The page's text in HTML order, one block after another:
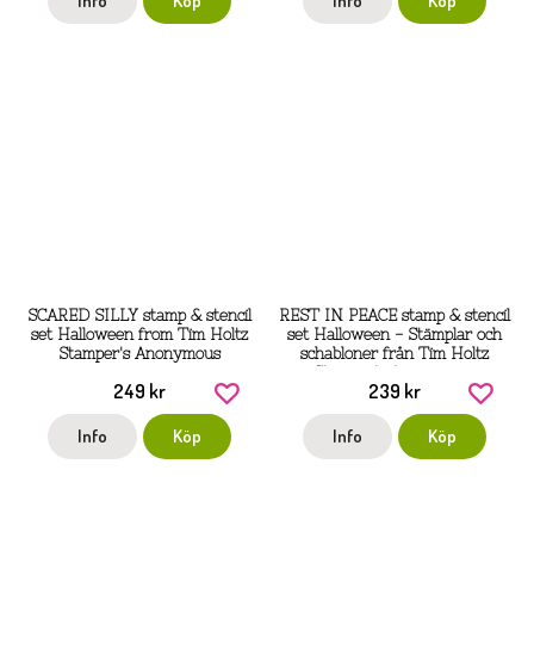
SCARED SILLY stamp & stencil
set Halloween from Tim Holtz
Stamper's Anonymous
249 kr
Info Köp
REST IN PEACE stamp & stencil
set Halloween - Stämplar och
schabloner från Tim Holtz
Stamper's Anonymous
239 kr
Info Köp